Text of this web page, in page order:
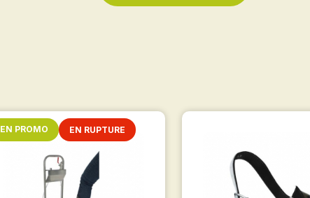
EN PROMO EN RUPTURE